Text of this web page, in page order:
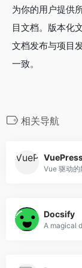
为你的用户提供
目文档。版本化
文档发布与项目
一致。
相关导航
Vue 驱动的
Docsify
A magical